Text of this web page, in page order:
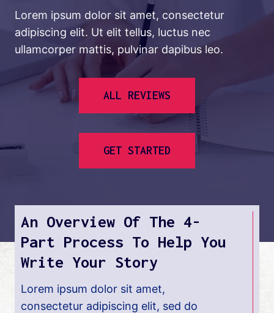
Lorem ipsum dolor sit amet, consectetur
adipiscing elit. Ut elit tellus, luctus nec
ullamcorper mattis, pulvinar dapibus leo.
ALL REVIEWS
GET STARTED
An Overview Of The 4-
Part Process To Help You
Write Your Story
Lorem ipsum dolor sit amet,
consectetur adipiscing elit, sed do